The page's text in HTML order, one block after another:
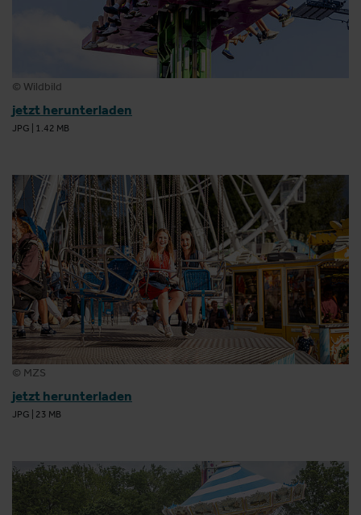
© Wildbild
jetzt herunterladen
JPG 1.42 MB
© MZS
jetzt herunterladen
JPG 23 MB